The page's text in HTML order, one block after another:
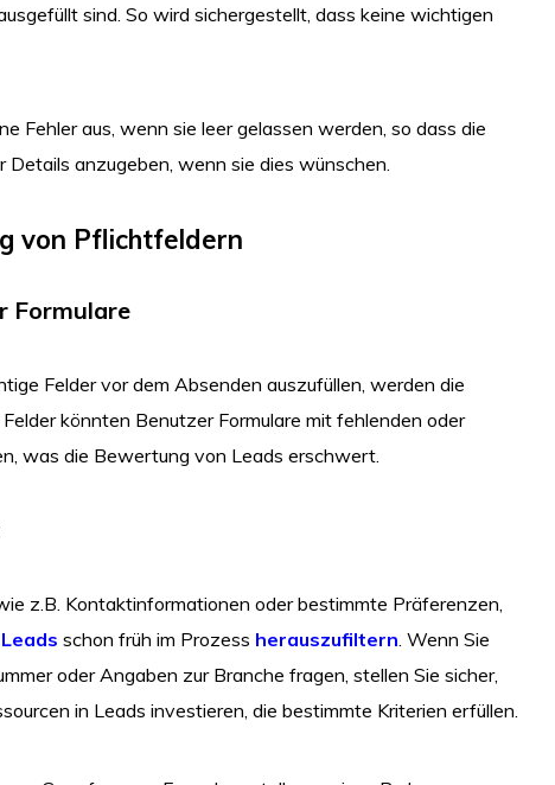
sind. So wird sichergestellt, dass keine wichtigen
Fehler aus, wenn sie leer gelassen werden, so dass die
anzugeben, wenn sie dies wünschen.
von Pflichtfeldern
Formulare
Felder vor dem Absenden auszufüllen, werden die
könnten Benutzer Formulare mit fehlenden oder
was die Bewertung von Leads erschwert.
z.B. Kontaktinformationen oder bestimmte Präferenzen,
schon früh im Prozess herauszufiltern . Wenn Sie
oder Angaben zur Branche fragen, stellen Sie sicher,
in Leads investieren, die bestimmte Kriterien erfüllen.